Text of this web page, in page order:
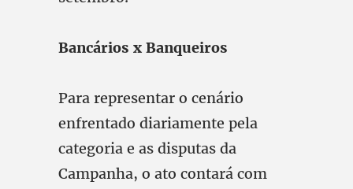
Bancários x Banqueiros
Para representar o cenário
enfrentado diariamente pela
categoria e as disputas da
Campanha, o ato contará com